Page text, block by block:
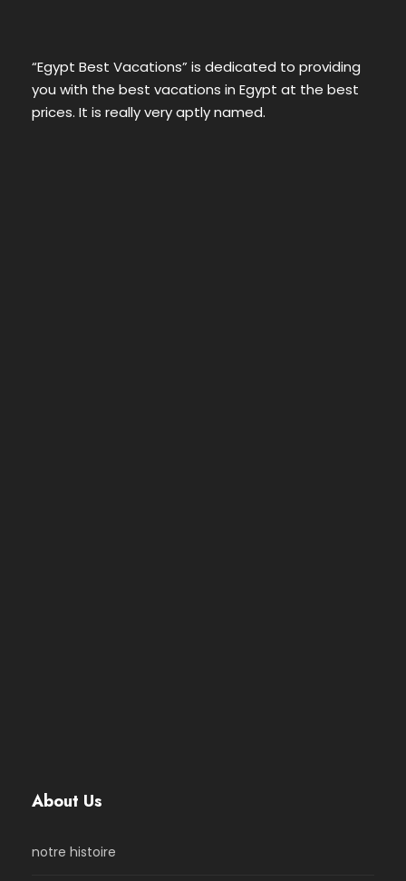
“Egypt Best Vacations” is dedicated to providing
you with the best vacations in Egypt at the best
prices. It is really very aptly named.
About Us
notre histoire